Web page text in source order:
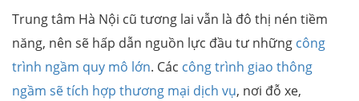
Trung tâm Hà Nội cũ tương lai vẫn là đô thị nén tiềm
năng, nên sẽ hấp dẫn nguồn lực đầu tư những công
trình ngầm quy mô lớn. Các công trình giao thông
ngầm sẽ tích hợp thương mại dịch vụ, nơi đỗ xe,